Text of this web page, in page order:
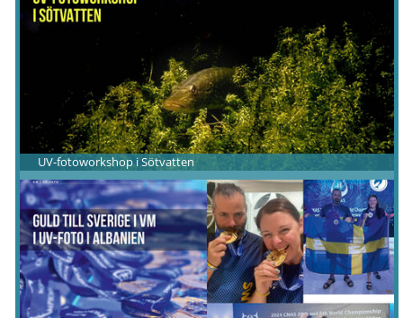
UV-fotoworkshop i Sötvatten